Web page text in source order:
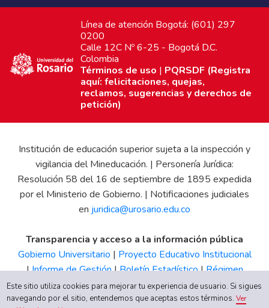
Línea de atención Bogotá: (601) 297
0200
Calle 12C Nº 6-25 - Bogotá D.C.
Colombia
Términos de uso | PQRSDF (Registra
aquí: felicitaciones, quejas,
reclamos, sugerencias y derechos de
petición)
Institución de educación superior sujeta a la inspección y
vigilancia del Mineducación. | Personería Jurídica:
Resolución 58 del 16 de septiembre de 1895 expedida
por el Ministerio de Gobierno. | Notificaciones judiciales
en juridica@urosario.edu.co
Transparencia y acceso a la información pública
Gobierno Universitario | Proyecto Educativo Institucional
|Informe de Gestión|Boletín Estadístico|Régimen
Tributario|Estados Financieros |Código de Ética| Canal
de Integridad UR
Este sitio utiliza cookies para mejorar tu experiencia de usuario. Si sigues
navegando por el sitio, entendemos que aceptas estos términos.Ver